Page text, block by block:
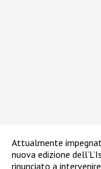
Attualmente
nuova edizione
rinunciato a